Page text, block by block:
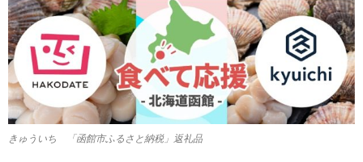
きゅういち 「函館市ふるさと納税」返礼品